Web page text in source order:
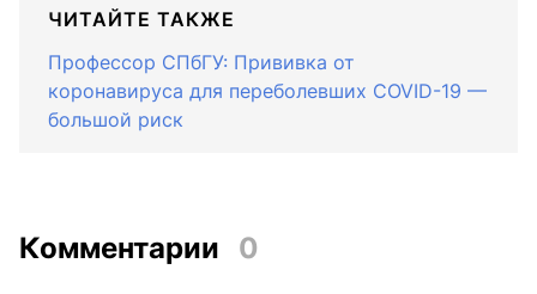
ЧИТАЙТЕ ТАКЖЕ
Профессор СПбГУ: Прививка от
коронавируса для переболевших COVID-19 —
большой риск
Комментарии 0